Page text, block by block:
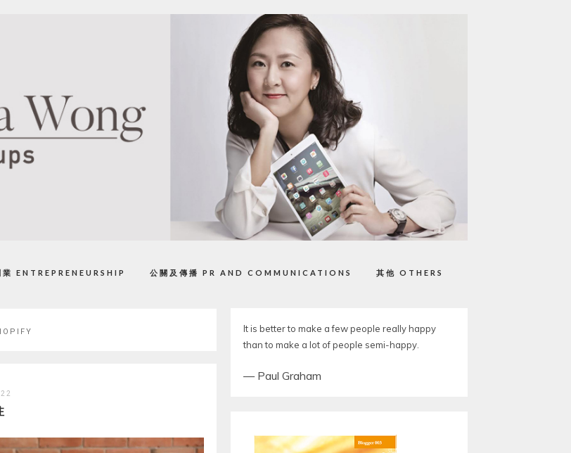
業 ENTREPRENEURSHIP 公關及傳播 PR AND COMMUNICATIONS 其他 OTHERS
It is better to make a few people really happy
than to make a lot of people semi-happy.
— Paul Graham